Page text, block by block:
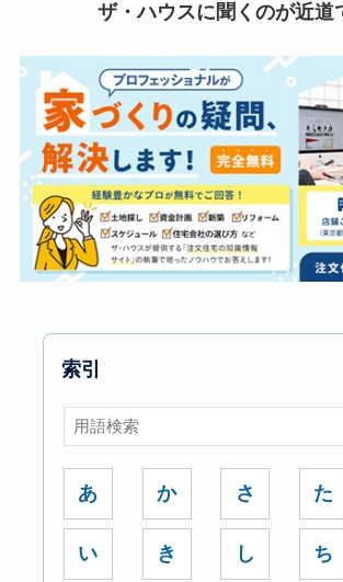
ザ・ハウスに聞くのが近道
索引
あ
い
か
き
さ
し
た
ち